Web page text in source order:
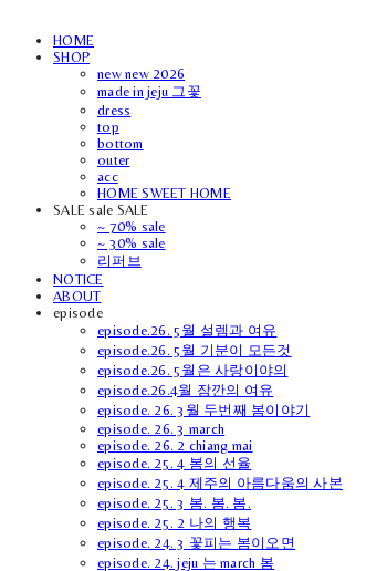
HOME
SHOP
new new 2026
made in jeju 그꽃
dress
top
bottom
outer
acc
HOME SWEET HOME
SALE sale SALE
~ 70% sale
~ 30% sale
리퍼브
NOTICE
ABOUT
episode
episode.26. 5월 설렘과 여유
episode.26. 5월 기분이 모든것
episode.26. 5월은 사랑이야의
episode.26.4월 잠깐의 여유
episode. 26. 3월 두번째 봄이야기
episode. 26. 3 march
episode. 26. 2 chiang mai
episode. 25. 4 봄의 선율
episode. 25. 4 제주의 아름다움의 사본
episode. 25. 3 봄. 봄. 봄.
episode. 25. 2 나의 행복
episode. 24. 3 꽃피는 봄이오면
episode. 24. jeju 는 march 봄